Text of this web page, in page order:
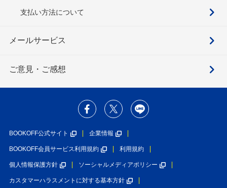
支払い方法について
メールサービス
ご意見・ご感想
BOOKOFF公式サイト 企業情報
BOOKOFF会員サービス利用規約 利用規約
個人情報保護方針 ソーシャルメディアポリシー
カスタマーハラスメントに対する基本方針